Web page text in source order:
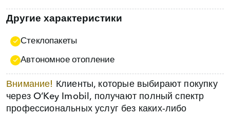
Другие характеристики
Стеклопакеты
Автономное отопление
Внимание!
Клиенты, которые выбирают покупку
через O’Key Imobil, получают полный спектр
профессиональных услуг без каких‑либо